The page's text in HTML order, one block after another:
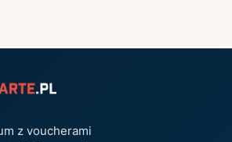
z voucherami